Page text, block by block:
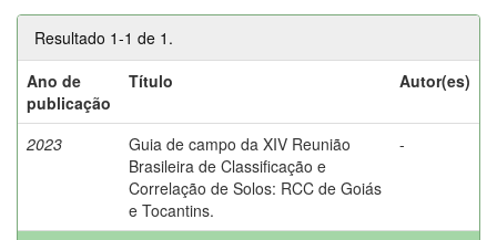
Resultado 1-1 de 1.
Ano de
publicação
Título Autor(es)
2023
Guia de campo da XIV Reunião
Brasileira de Classificação e
Correlação de Solos: RCC de Goiás
e Tocantins.
-